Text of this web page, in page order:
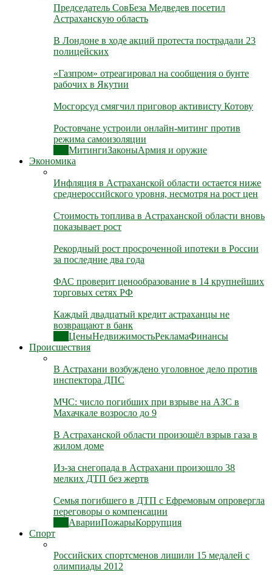
Председатель СовБеза Медведев посетил
Астраханскую область
В Лондоне в ходе акций протеста пострадали 23
полицейских
«Газпром» отреагировал на сообщения о бунте
рабочих в Якутии
Мосгорсуд смягчил приговор активисту Котову
Ростовчане устроили онлайн-митинг против
режима самоизоляции
МитингиЗаконыАрмия и оружие
Экономика
Инфляция в Астраханской области остается ниже
среднероссийского уровня, несмотря на рост цен
Стоимость топлива в Астраханской области вновь
показывает рост
Рекордный рост просроченной ипотеки в России
за последние два года
ФАС проверит ценообразование в 14 крупнейших
торговых сетях РФ
Каждый двадцатый кредит астраханцы не
возвращают в банк
ЦеныНедвижимостьРекламаФинансы
Происшествия
В Астрахани возбуждено уголовное дело против
инспектора ДПС
МЧС: число погибших при взрыве на АЗС в
Махачкале возросло до 9
В Астраханской области произошёл взрыв газа в
жилом доме
Из-за снегопада в Астрахани произошло 38
мелких ДТП без жертв
Семья погибшего в ДТП с Ефремовым опровергла
переговоры о компенсации
АварииПожарыКоррупция
Спорт
Российских спортсменов лишили 15 медалей с
олимпиады 2012